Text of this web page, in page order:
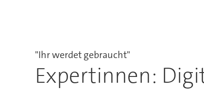
"Ihr werdet gebraucht"
Expertinnen: